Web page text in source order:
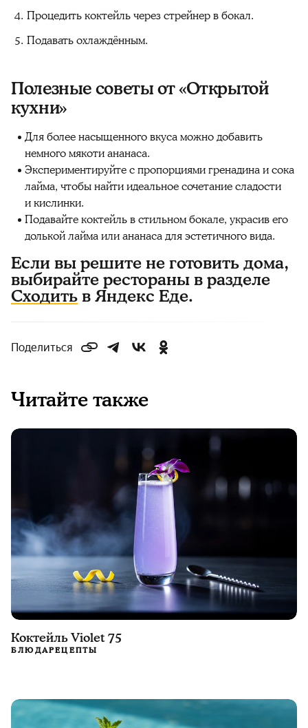
Процедить коктейль через стрейнер в бокал.
Подавать охлаждённым.
Полезные советы от «Открытой
кухни»
Для более насыщенного вкуса можно добавить
немного мякоти ананаса.
Экспериментируйте с пропорциями гренадина и сока
лайма, чтобы найти идеальное сочетание сладости
и кислинки.
Подавайте коктейль в стильном бокале, украсив его
долькой лайма или ананаса для эстетичного вида.
Если вы решите не готовить дома,
выбирайте рестораны в разделе
Сходитьв Яндекс Еде.
Поделиться
Читайте также
Коктейль Violet 75
БЛЮДАРЕЦЕПТЫ